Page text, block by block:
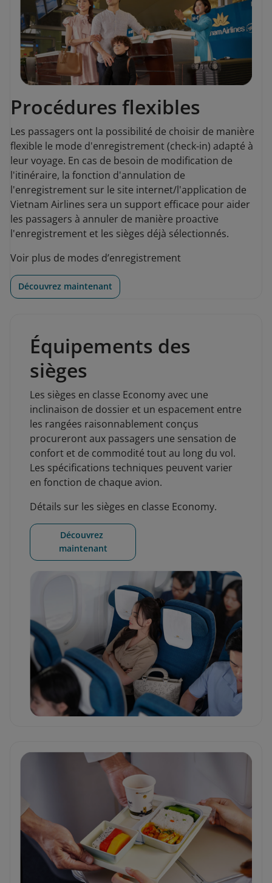
Procédures flexibles
Les passagers ont la possibilité de choisir de manière
flexible le mode d'enregistrement (check-in) adapté à
leur voyage. En cas de besoin de modification de
l'itinéraire, la fonction d'annulation de
l'enregistrement sur le site internet/l'application de
Vietnam Airlines sera un support efficace pour aider
les passagers à annuler de manière proactive
l'enregistrement et les sièges déjà sélectionnés.
Voir plus de modes d’enregistrement
Découvrez maintenant
Équipements des
sièges
Les sièges en classe Economy avec une
inclinaison de dossier et un espacement entre
les rangées raisonnablement conçus
procureront aux passagers une sensation de
confort et de commodité tout au long du vol.
Les spécifications techniques peuvent varier
en fonction de chaque avion.
Détails sur les sièges en classe Economy.
Découvrez
maintenant